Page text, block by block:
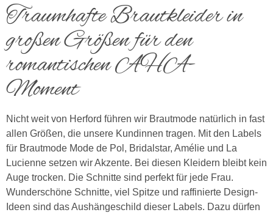
Traumhafte Brautkleider in
großen Größen für den
romantischen AHA-
Moment
Nicht weit von Herford führen wir Brautmode natürlich in fast
allen Größen, die unsere Kundinnen tragen. Mit den Labels
für Brautmode Mode de Pol, Bridalstar, Amélie und La
Lucienne setzen wir Akzente. Bei diesen Kleidern bleibt kein
Auge trocken. Die Schnitte sind perfekt für jede Frau.
Wunderschöne Schnitte, viel Spitze und raffinierte Design-
Ideen sind das Aushängeschild dieser Labels. Dazu dürfen